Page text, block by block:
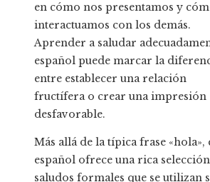
en cómo nos presentamos y
interactuamos con los demás.
Aprender a saludar
español puede marcar la
entre establecer una relación
fructífera o crear una impresión
desfavorable.
Más allá de la típica frase «hola»,
español ofrece una rica
saludos formales que se utilizan